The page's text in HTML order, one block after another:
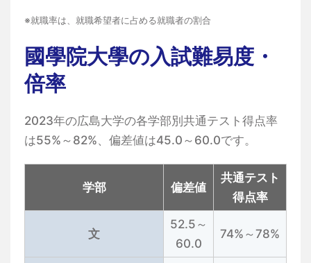
※就職率は、就職希望者に占める就職者の割合
國學院大學の入試難易度・
倍率
2023年の広島大学の各学部別共通テスト得点率
は55%～82%、偏差値は45.0～60.0です。
学部 偏差値
共通テスト
得点率
文
52.5～
60.0
74%～78%